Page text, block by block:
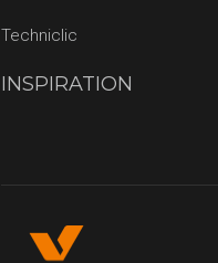
Techniclic
INSPIRATION